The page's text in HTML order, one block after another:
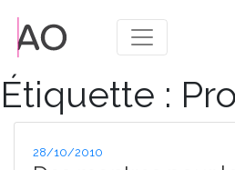
Étiquette :
Publié
le
28/10/2010